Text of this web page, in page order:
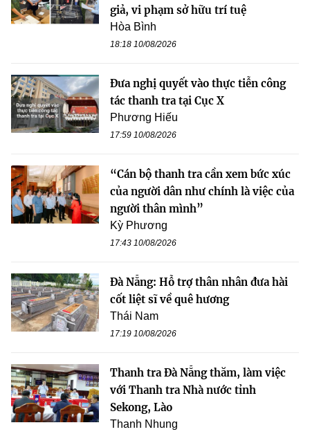
giả, vi phạm sở hữu trí tuệ
Hòa Bình
18:18 10/08/2026
Đưa nghị quyết vào thực tiễn công
tác thanh tra tại Cục X
Phương Hiếu
17:59 10/08/2026
“Cán bộ thanh tra cần xem bức xúc
của người dân như chính là việc của
người thân mình”
Kỳ Phương
17:43 10/08/2026
Đà Nẵng: Hỗ trợ thân nhân đưa hài
cốt liệt sĩ về quê hương
Thái Nam
17:19 10/08/2026
Thanh tra Đà Nẵng thăm, làm việc
với Thanh tra Nhà nước tỉnh
Sekong, Lào
Thanh Nhung